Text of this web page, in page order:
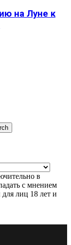
на Луне к
в
с мнением
лиц 18 лет и